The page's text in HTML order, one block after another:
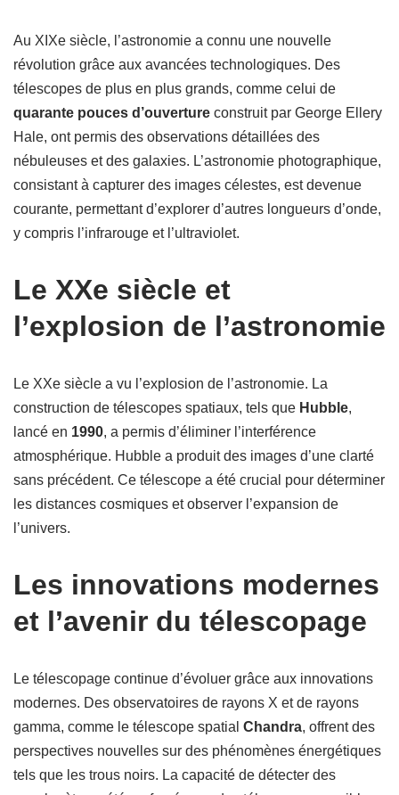
Au XIXe siècle, l’astronomie a connu une nouvelle
révolution grâce aux avancées technologiques. Des
télescopes de plus en plus grands, comme celui de
quarante pouces d’ouverture construit par George Ellery
Hale, ont permis des observations détaillées des
nébuleuses et des galaxies. L’astronomie photographique,
consistant à capturer des images célestes, est devenue
courante, permettant d’explorer d’autres longueurs d’onde,
y compris l’infrarouge et l’ultraviolet.
Le XXe siècle et
l’explosion de l’astronomie
Le XXe siècle a vu l’explosion de l’astronomie. La
construction de télescopes spatiaux, tels que Hubble,
lancé en 1990, a permis d’éliminer l’interférence
atmosphérique. Hubble a produit des images d’une clarté
sans précédent. Ce télescope a été crucial pour déterminer
les distances cosmiques et observer l’expansion de
l’univers.
Les innovations modernes
et l’avenir du télescopage
Le télescopage continue d’évoluer grâce aux innovations
modernes. Des observatoires de rayons X et de rayons
gamma, comme le télescope spatial Chandra, offrent des
perspectives nouvelles sur des phénomènes énergétiques
tels que les trous noirs. La capacité de détecter des